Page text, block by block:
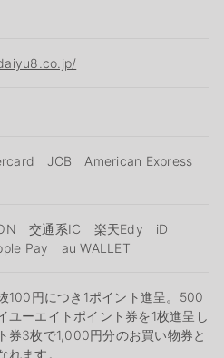
JCB American Express
交通系IC 楽天Edy iD
Pay au WALLET
100円につき1ポイント進呈。500
ユーエイトポイント券を1枚進呈し
券3枚で1,000円分のお買い物券と
れます。